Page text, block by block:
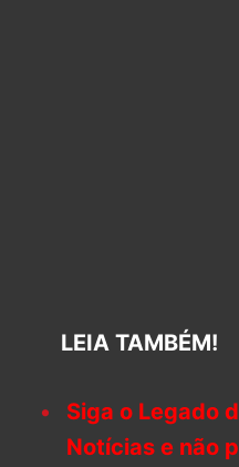
LEIA TAMBÉM!
Siga o Legado
Notícias e não